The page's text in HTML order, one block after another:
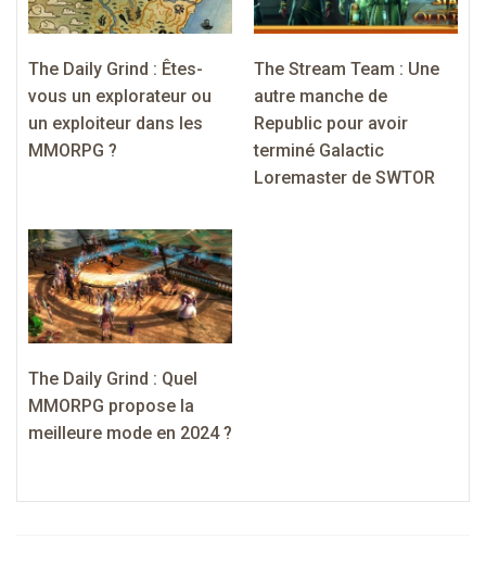
The Daily Grind : Êtes-
vous un explorateur ou
un exploiteur dans les
MMORPG ?
The Stream Team : Une
autre manche de
Republic pour avoir
terminé Galactic
Loremaster de SWTOR
The Daily Grind : Quel
MMORPG propose la
meilleure mode en 2024 ?